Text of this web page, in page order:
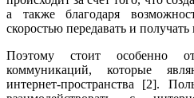
а также благодаря
скоростью передавать и
Поэтому стоит особенно
коммуникаций, которые
интернет-пространства [2].